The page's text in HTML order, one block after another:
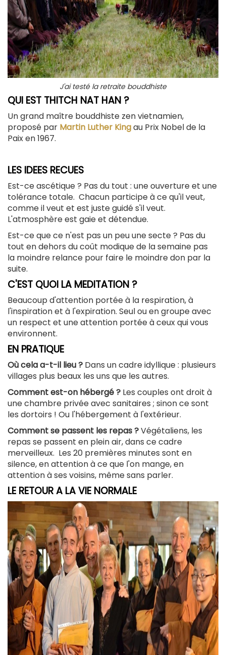
J'ai testé la retraite bouddhiste
QUI EST THITCH NAT HAN ?
Un grand maître bouddhiste zen vietnamien,
proposé par Martin Luther Kingau Prix Nobel de la
Paix en 1967.
LES IDEES RECUES
Est-ce ascétique ? Pas du tout : une ouverture et une
tolérance totale. Chacun participe à ce qu'il veut,
comme il veut et est juste guidé s'il veut.
L'atmosphère est gaie et détendue.
Est-ce que ce n'est pas un peu une secte ? Pas du
tout en dehors du coût modique de la semaine pas
la moindre relance pour faire le moindre don par la
suite.
C'EST QUOI LA MEDITATION ?
Beaucoup d'attention portée à la respiration, à
l'inspiration et à l'expiration. Seul ou en groupe avec
un respect et une attention portée à ceux qui vous
environnent.
EN PRATIQUE
Où cela a-t-il lieu ? Dans un cadre idyllique : plusieurs
villages plus beaux les uns que les autres.
Comment est-on hébergé ? Les couples ont droit à
une chambre privée avec sanitaires ; sinon ce sont
les dortoirs ! Ou l'hébergement à l'extérieur.
Comment se passent les repas ?Végétaliens, les
repas se passent en plein air, dans ce cadre
merveilleux. Les 20 premières minutes sont en
silence, en attention à ce que l'on mange, en
attention à ses voisins, même sans parler.
LE RETOUR A LA VIE NORMALE